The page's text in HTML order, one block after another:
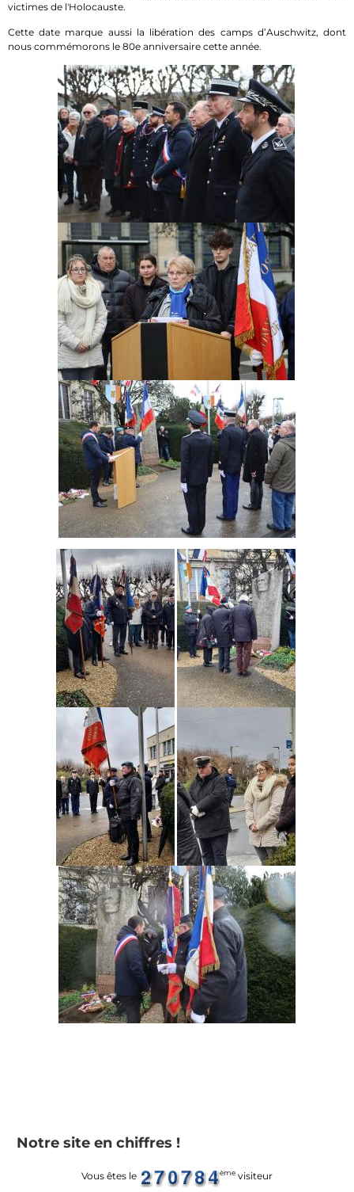
victimes de l'Holocauste.
Cette date marque aussi la libération des camps d’Auschwitz, dont
nous commémorons le 80e anniversaire cette année.
Notre site en chiffres !
Vous êtes le ème visiteur